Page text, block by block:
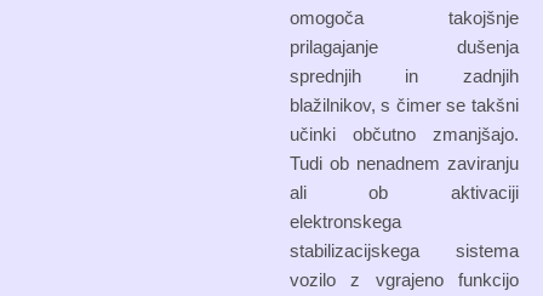
omogoča takojšnje
prilagajanje dušenja
sprednjih in zadnjih
blažilnikov, s čimer se takšni
učinki občutno zmanjšajo.
Tudi ob nenadnem zaviranju
ali ob aktivaciji
elektronskega
stabilizacijskega sistema
vozilo z vgrajeno funkcijo